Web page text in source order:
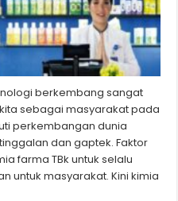
berkembang sangat
sebagai masyarakat pada
perkembangan dunia
dan gaptek. Faktor
farma TBk untuk selalu
untuk masyarakat. Kini kimia